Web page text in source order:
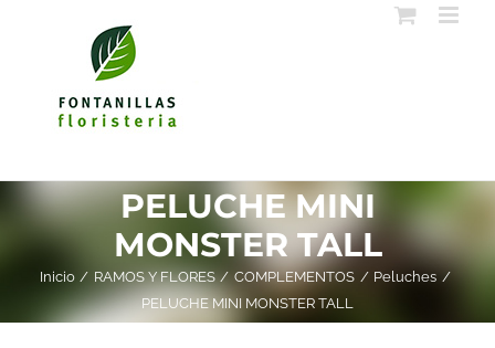
PELUCHE MINI
MONSTER TALL
Inicio RAMOS Y FLORES COMPLEMENTOS
Peluches
PELUCHE MINI MONSTER TALL